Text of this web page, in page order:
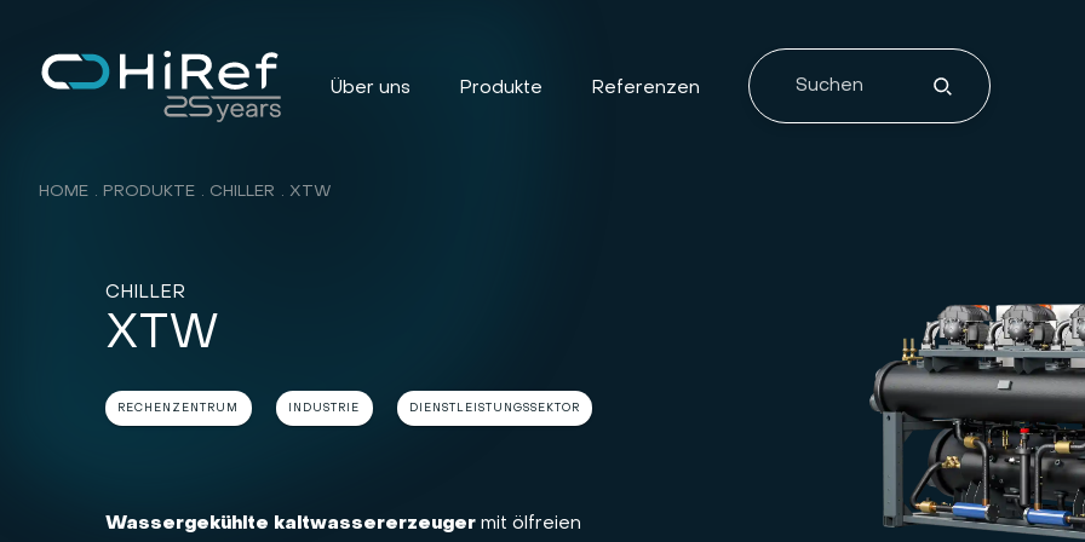
Über uns Produkte Referenzen
HOME PRODUKTE CHILLER XTW
CHILLER
XTW
RECHENZENTRUM INDUSTRIE DIENSTLEISTUNGSSEKTOR
Wassergekühlte kaltwassererzeuger mit ölfreien